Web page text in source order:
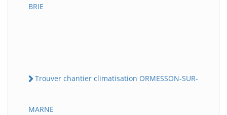
BRIE
Trouver chantier climatisation ORMESSON-SUR-
MARNE